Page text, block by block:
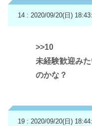
14 : 2020/09/20(日)
>>10
未経験歓迎み
のかな？
19 : 2020/09/20(日)